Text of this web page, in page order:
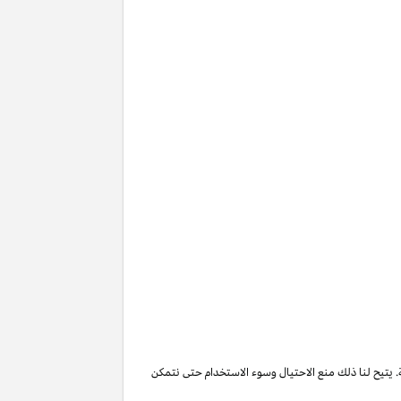
يتيح لنا ذلك منع الاحتيال وسوء الاستخدام حتى نتمكن